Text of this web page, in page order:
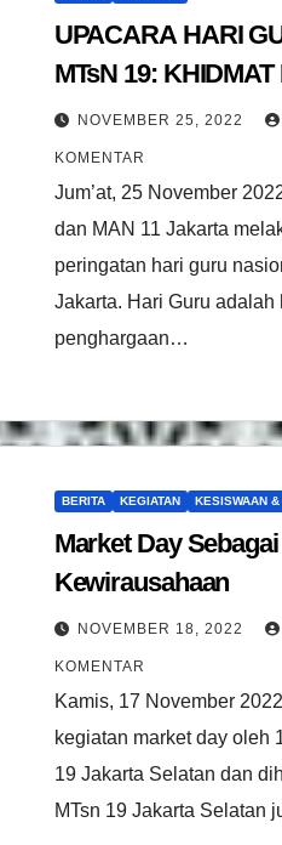
UPACARA HARI
MTsN 19:
SEMANGAT
NOVEMBER 25, 2022
KOMENTAR
Jum’at, 25 November
dan MAN 11 Jakarta
peringatan hari guru
Jakarta. Hari Guru
penghargaan…
BERITA KEGIATAN KESISWAAN
Market Day
Kewirausahaan
NOVEMBER 18, 2022
KOMENTAR
Kamis, 17 November
kegiatan market day oleh
19 Jakarta Selatan dan
MTsn 19 Jakarta Selatan